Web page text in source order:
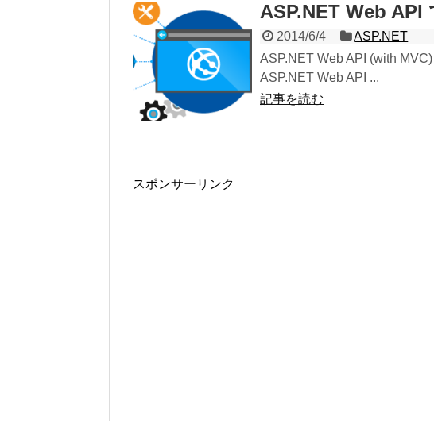
ASP.NET Web API
2014/6/4
ASP.NET
ASP.NET Web API (with
ASP.NET Web API ...
記事を読む
スポンサーリンク